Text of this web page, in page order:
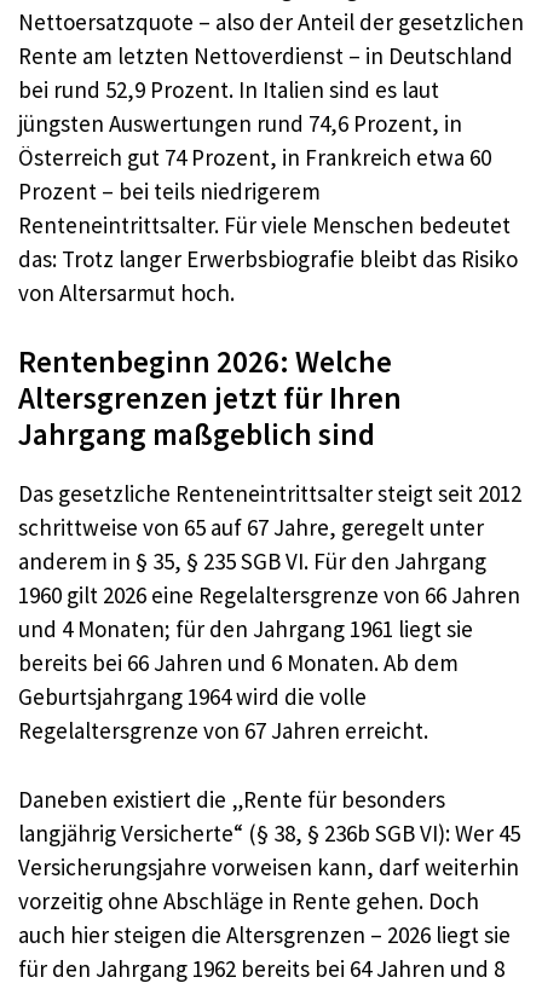
Nettoersatzquote – also der Anteil der gesetzlichen
Rente am letzten Nettoverdienst – in Deutschland
bei rund 52,9 Prozent. In Italien sind es laut
jüngsten Auswertungen rund 74,6 Prozent, in
Österreich gut 74 Prozent, in Frankreich etwa 60
Prozent – bei teils niedrigerem
Renteneintrittsalter. Für viele Menschen bedeutet
das: Trotz langer Erwerbsbiografie bleibt das Risiko
von Altersarmut hoch.
Rentenbeginn 2026: Welche
Altersgrenzen jetzt für Ihren
Jahrgang maßgeblich sind
Das gesetzliche Renteneintrittsalter steigt seit 2012
schrittweise von 65 auf 67 Jahre, geregelt unter
anderem in § 35, § 235 SGB VI. Für den Jahrgang
1960 gilt 2026 eine Regelaltersgrenze von 66 Jahren
und 4 Monaten; für den Jahrgang 1961 liegt sie
bereits bei 66 Jahren und 6 Monaten. Ab dem
Geburtsjahrgang 1964 wird die volle
Regelaltersgrenze von 67 Jahren erreicht.
Daneben existiert die „Rente für besonders
langjährig Versicherte“ (§ 38, § 236b SGB VI): Wer 45
Versicherungsjahre vorweisen kann, darf weiterhin
vorzeitig ohne Abschläge in Rente gehen. Doch
auch hier steigen die Altersgrenzen – 2026 liegt sie
für den Jahrgang 1962 bereits bei 64 Jahren und 8